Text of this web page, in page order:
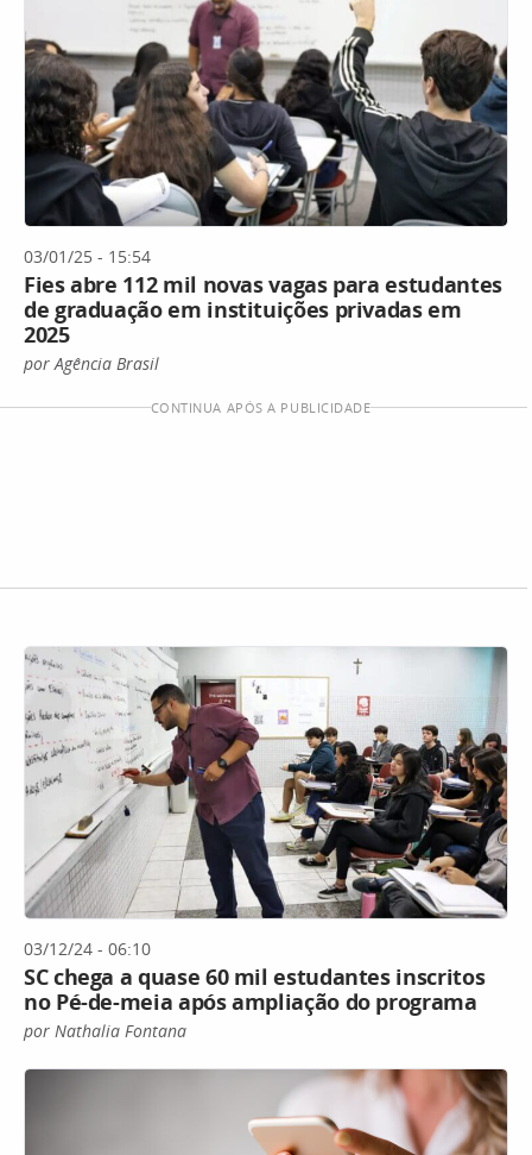
03/01/25 - 15:54
Fies abre 112 mil novas vagas para estudantes
de graduação em instituições privadas em
2025
por Agência Brasil
CONTINUA APÓS A PUBLICIDADE
03/12/24 - 06:10
SC chega a quase 60 mil estudantes inscritos
no Pé-de-meia após ampliação do programa
por Nathalia Fontana